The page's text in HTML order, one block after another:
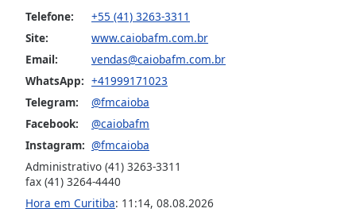
Opacity
Caption
Area
Background
Color
Opacity
Font
Telefone:
+55 (41) 3263-3311
Site:
www.caiobafm.com.br
Email:
vendas@caiobafm.com.br
WhatsApp: +41999171023
Telegram:
@fmcaioba
Facebook:
@caiobafm
Instagram: @fmcaioba
Administrativo (41) 3263-3311
fax (41) 3264-4440
Hora em Curitiba: 11:14, 08.08.2026